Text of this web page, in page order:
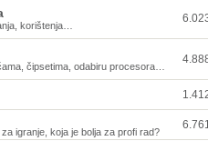
korištenja…
čipsetima, odabiru procesora…
za igranje, koja je bolja za profi rad?